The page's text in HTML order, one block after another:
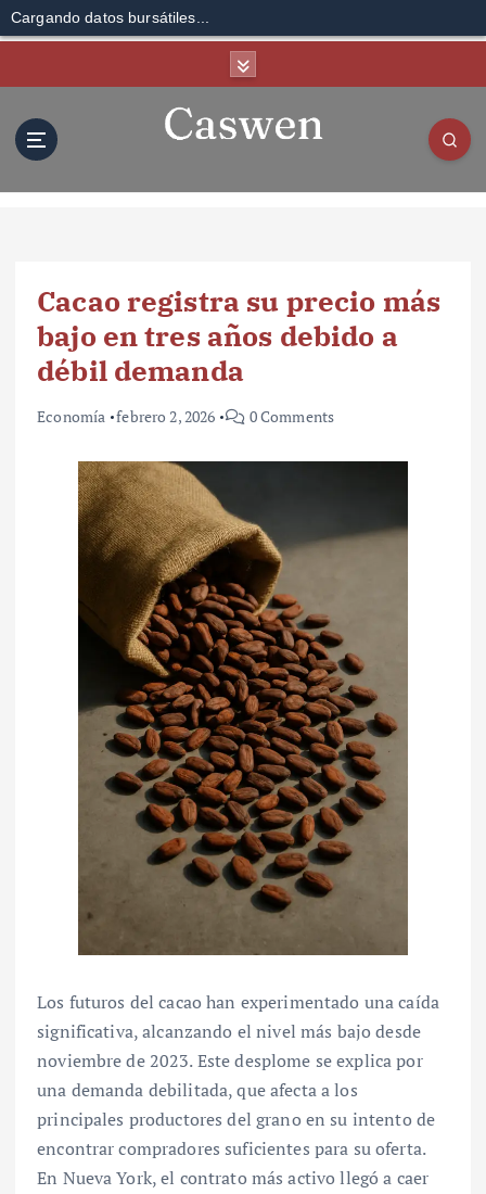
Cargando datos bursátiles...
Cacao registra su precio más
bajo en tres años debido a
débil demanda
Economía febrero 2, 2026 0 Comments
Los futuros del cacao han experimentado una caída
significativa, alcanzando el nivel más bajo desde
noviembre de 2023. Este desplome se explica por
una demanda debilitada, que afecta a los
principales productores del grano en su intento de
encontrar compradores suficientes para su oferta.
En Nueva York, el contrato más activo llegó a caer